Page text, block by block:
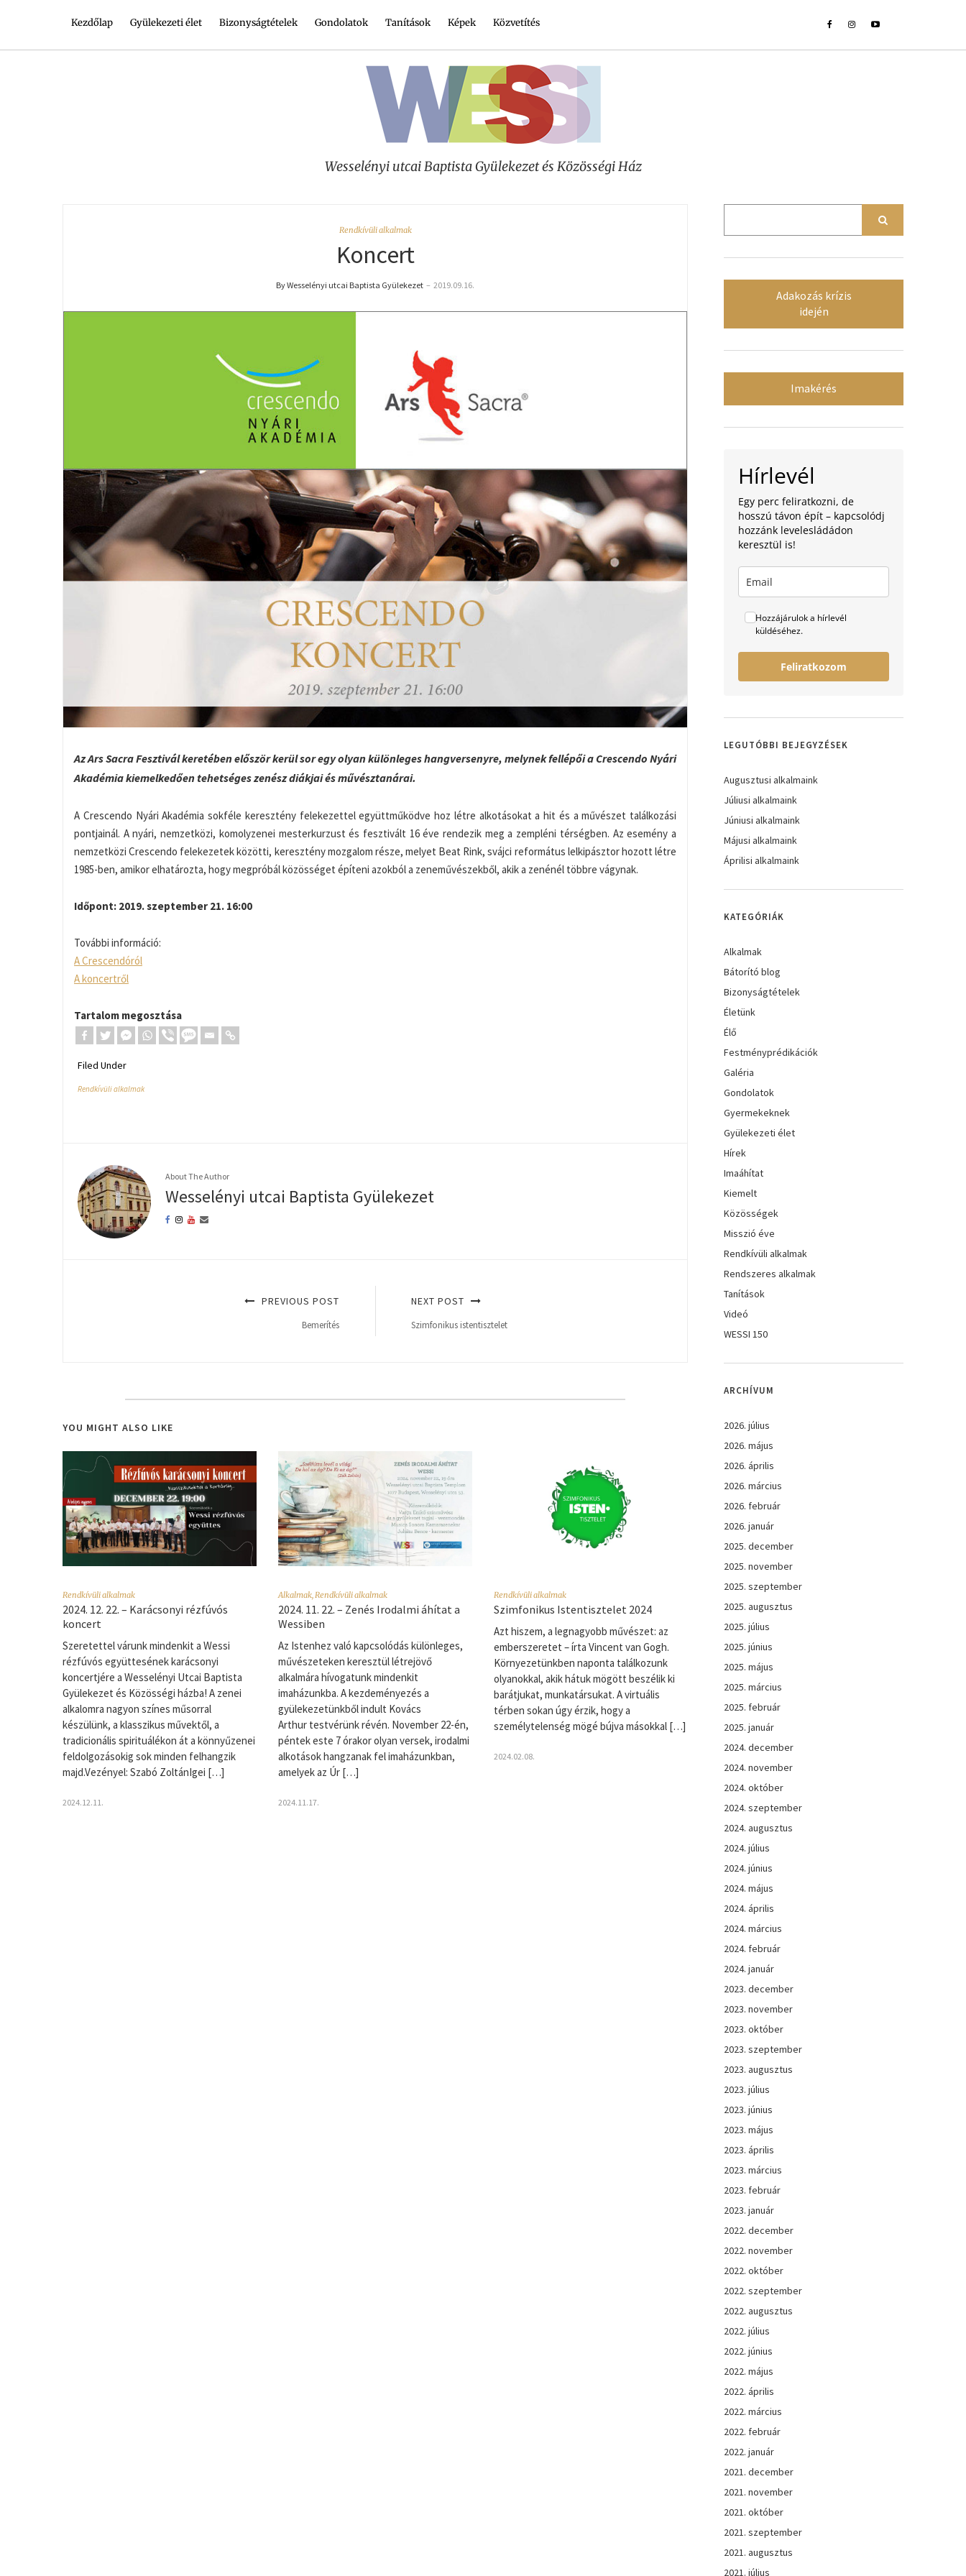
Kezdőlap Gyülekezeti élet Bizonyságtételek Gondolatok Tanítások Képek Közvetítés
Wesselényi utcai Baptista Gyülekezet és Közösségi Ház
Rendkívüli alkalmak
Koncert
By Wesselényi utcai Baptista Gyülekezet – 2019.09.16.
Az Ars Sacra Fesztivál keretében először kerül sor egy olyan különleges hangversenyre, melynek fellépői a Crescendo Nyári
Akadémia kiemelkedően tehetséges zenész diákjai és művésztanárai.
A Crescendo Nyári Akadémia sokféle keresztény felekezettel együttműködve hoz létre alkotásokat a hit és a művészet találkozási
pontjainál. A nyári, nemzetközi, komolyzenei mesterkurzust és fesztivált 16 éve rendezik meg a zempléni térségben. Az esemény a
nemzetközi Crescendo felekezetek közötti, keresztény mozgalom része, melyet Beat Rink, svájci református lelkipásztor hozott létre
1985-ben, amikor elhatározta, hogy megpróbál közösséget építeni azokból a zeneművészekből, akik a zenénél többre vágynak.
Időpont: 2019. szeptember 21. 16:00
További információ:
A Crescendóról
A koncertről
Tartalom megosztása
Filed Under
Rendkívüli alkalmak
About The Author
Wesselényi utcai Baptista Gyülekezet
PREVIOUS POST
Bemerítés
NEXT POST
Szimfonikus istentisztelet
YOU MIGHT ALSO LIKE
Rendkívüli alkalmak
2024. 12. 22. – Karácsonyi rézfúvós
koncert
Szeretettel várunk mindenkit a Wessi
rézfúvós együttesének karácsonyi
koncertjére a Wesselényi Utcai Baptista
Gyülekezet és Közösségi házba! A zenei
alkalomra nagyon színes műsorral
készülünk, a klasszikus művektől, a
tradicionális spirituálékon át a könnyűzenei
feldolgozásokig sok minden felhangzik
majd.Vezényel: Szabó ZoltánIgei […]
2024.12.11.
Alkalmak,Rendkívüli alkalmak
2024. 11. 22. – Zenés Irodalmi áhítat a
Wessiben
Az Istenhez való kapcsolódás különleges,
művészeteken keresztül létrejövő
alkalmára hívogatunk mindenkit
imaházunkba. A kezdeményezés a
gyülekezetünkből indult Kovács
Arthur testvérünk révén. November 22-én,
péntek este 7 órakor olyan versek, irodalmi
alkotások hangzanak fel imaházunkban,
amelyek az Úr […]
2024.11.17.
Rendkívüli alkalmak
Szimfonikus Istentisztelet 2024
Azt hiszem, a legnagyobb művészet: az
emberszeretet – írta Vincent van Gogh.
Környezetünkben naponta találkozunk
olyanokkal, akik hátuk mögött beszélik ki
barátjukat, munkatársukat. A virtuális
térben sokan úgy érzik, hogy a
személytelenség mögé bújva másokkal […]
2024.02.08.
Adakozás krízis
idején
Imakérés
Hírlevél
Egy perc feliratkozni, de
hosszú távon épít – kapcsolódj
hozzánk levelesládádon
keresztül is!
Hozzájárulok a hírlevél
küldéséhez.
Feliratkozom
LEGUTÓBBI BEJEGYZÉSEK
Augusztusi alkalmaink
Júliusi alkalmaink
Júniusi alkalmaink
Májusi alkalmaink
Áprilisi alkalmaink
KATEGÓRIÁK
Alkalmak
Bátorító blog
Bizonyságtételek
Életünk
Élő
Festményprédikációk
Galéria
Gondolatok
Gyermekeknek
Gyülekezeti élet
Hírek
Imaáhítat
Kiemelt
Közösségek
Misszió éve
Rendkívüli alkalmak
Rendszeres alkalmak
Tanítások
Videó
WESSI 150
ARCHÍVUM
2026. július
2026. május
2026. április
2026. március
2026. február
2026. január
2025. december
2025. november
2025. szeptember
2025. augusztus
2025. július
2025. június
2025. május
2025. március
2025. február
2025. január
2024. december
2024. november
2024. október
2024. szeptember
2024. augusztus
2024. július
2024. június
2024. május
2024. április
2024. március
2024. február
2024. január
2023. december
2023. november
2023. október
2023. szeptember
2023. augusztus
2023. július
2023. június
2023. május
2023. április
2023. március
2023. február
2023. január
2022. december
2022. november
2022. október
2022. szeptember
2022. augusztus
2022. július
2022. június
2022. május
2022. április
2022. március
2022. február
2022. január
2021. december
2021. november
2021. október
2021. szeptember
2021. augusztus
2021. július